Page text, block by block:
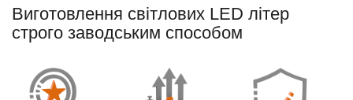
Виготовлення світлових LED літер
строго заводським способом